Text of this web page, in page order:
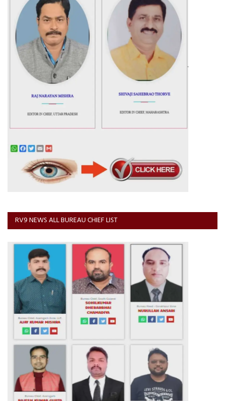
RV9 NEWS ALL BUREAU CHIEF LIST